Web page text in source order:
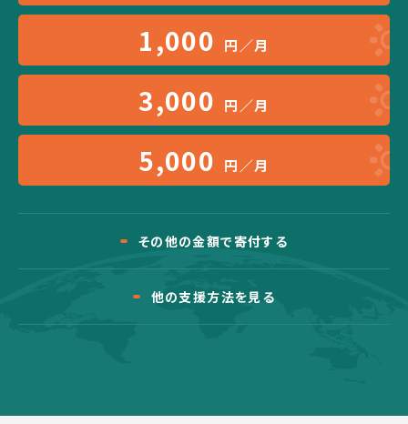
1,000 円／月
3,000 円／月
5,000 円／月
その他の金額で寄付する
他の支援方法を見る